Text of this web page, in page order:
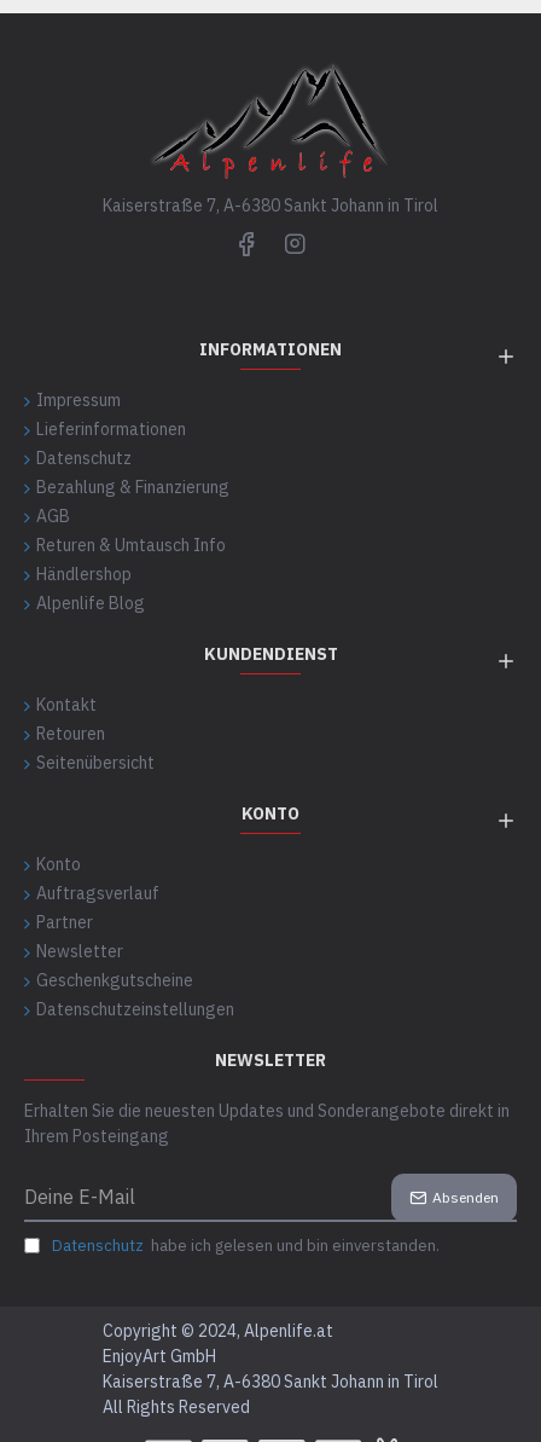
Kaiserstraße 7, A-6380 Sankt Johann in Tirol
INFORMATIONEN
Impressum
Lieferinformationen
Datenschutz
Bezahlung & Finanzierung
AGB
Returen & Umtausch Info
Händlershop
Alpenlife Blog
KUNDENDIENST
Kontakt
Retouren
Seitenübersicht
KONTO
Konto
Auftragsverlauf
Partner
Newsletter
Geschenkgutscheine
Datenschutzeinstellungen
NEWSLETTER
Erhalten Sie die neuesten Updates und Sonderangebote direkt in
Ihrem Posteingang
Absenden
Datenschutz habe ich gelesen und bin einverstanden.
Copyright © 2024, Alpenlife.at
EnjoyArt GmbH
Kaiserstraße 7, A-6380 Sankt Johann in Tirol
All Rights Reserved